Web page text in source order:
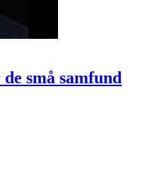
små samfund